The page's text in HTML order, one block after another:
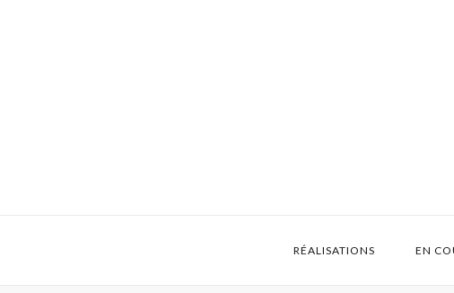
RÉALISATIONS EN